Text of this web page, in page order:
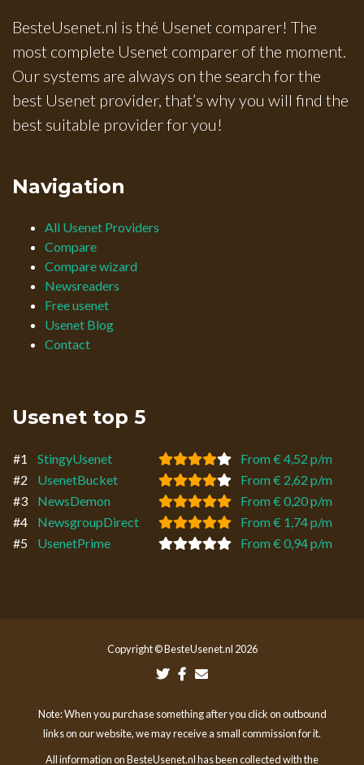
BesteUsenet.nl is thé Usenet comparer! The
most complete Usenet comparer of the moment.
Our systems are always on the search for the
best Usenet provider, that’s why you will find the
best suitable provider for you!
Navigation
All Usenet Providers
Compare
Compare wizard
Newsreaders
Free usenet
Usenet Blog
Contact
Usenet top 5
#1 StingyUsenet
From € 4,52 p/m
#2
UsenetBucket
From € 2,62 p/m
#3
NewsDemon
From € 0,20 p/m
#4
NewsgroupDirect
From € 1,74 p/m
#5
UsenetPrime From € 0,94 p/m
Copyright © BesteUsenet.nl 2026
Note: When you purchase something after you click on outbound
links on our website, we may receive a small commission for it.
All information on BesteUsenet.nl has been collected with the